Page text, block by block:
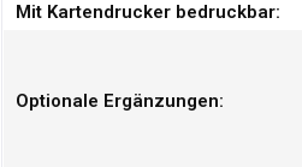
Mit Kartendrucker bedruckbar:
Optionale Ergänzungen: